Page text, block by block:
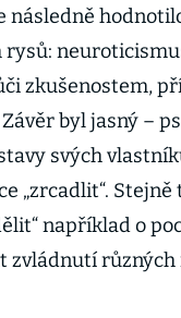
následně
rysů:
zkušenostem,
byl jasný –
svých
„zrcadlit“. Stejně
například o
zvládnutí